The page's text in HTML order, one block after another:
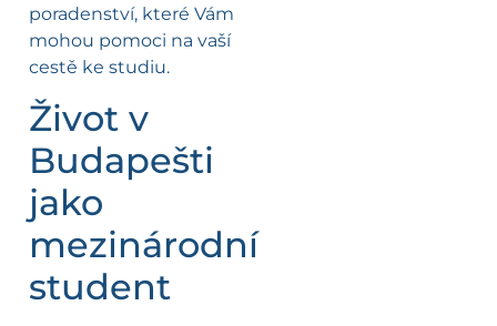
poradenství, které Vám
mohou pomoci na vaší
cestě ke studiu.
Život v
Budapešti
jako
mezinárodní
student